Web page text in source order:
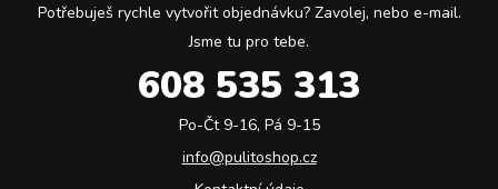
Potřebuješ rychle vytvořit objednávku? Zavolej, nebo e-mail.
Jsme tu pro tebe.
608 535 313
Po-Čt 9-16, Pá 9-15
info@pulitoshop.cz